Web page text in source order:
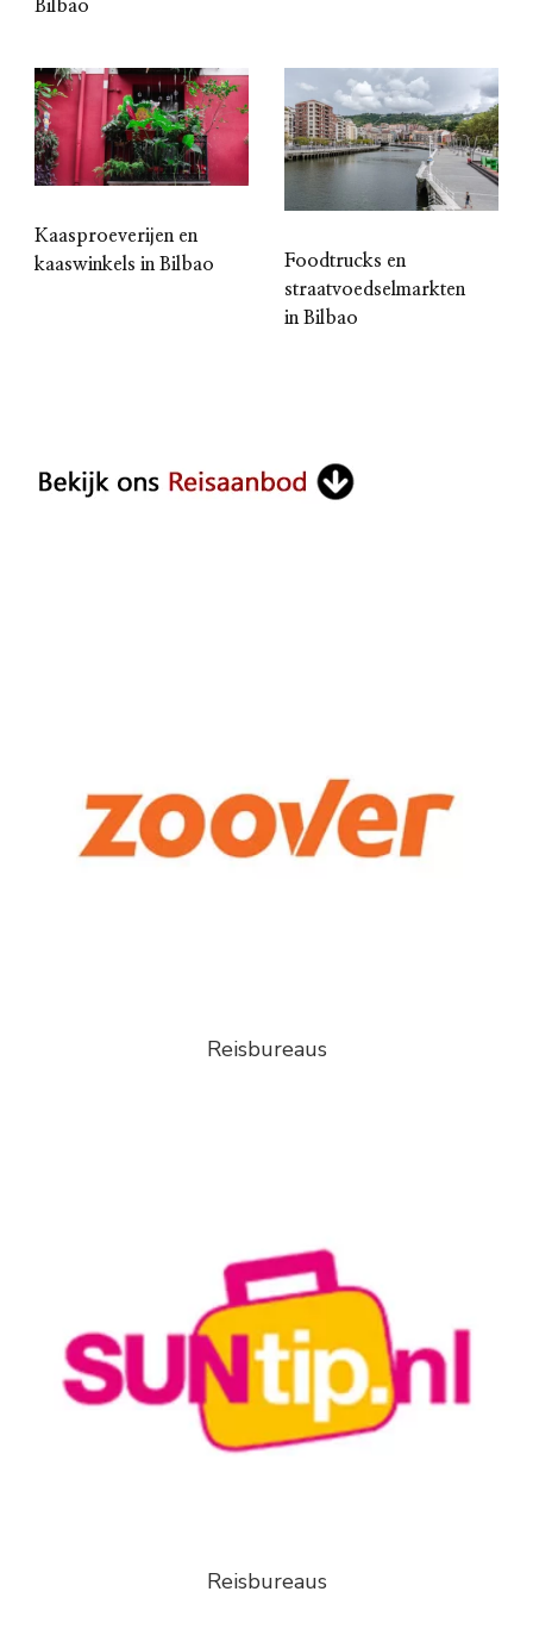
Bilbao
Kaasproeverijen en
kaaswinkels in Bilbao
Foodtrucks en
straatvoedselmarkten
in Bilbao
Reisbureaus
Reisbureaus